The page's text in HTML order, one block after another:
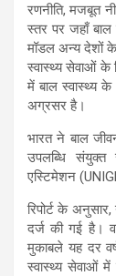
रणनीति, मजबूत
स्तर पर जहाँ बाल
मॉडल अन्य देशों
स्वास्थ्य सेवाओं के
में बाल स्वास्थ्य के
अग्रसर है।
भारत ने बाल
उपलब्धि संयुक्त
एस्टिमेशन
रिपोर्ट के
दर्ज की गई है।
मुकाबले यह दर
स्वास्थ्य सेवाओं